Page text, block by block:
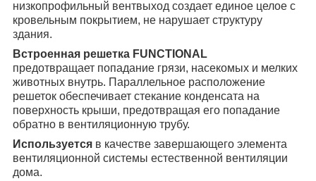
низкопрофильный вентвыход создает единое целое с
кровельным покрытием, не нарушает структуру
здания.
Встроенная решетка FUNCTIONAL
предотвращает попадание грязи, насекомых и мелких
животных внутрь. Параллельное расположение
решеток обеспечивает стекание конденсата на
поверхность крыши, предотвращая его попадание
обратно в вентиляционную трубу.
Используется в качестве завершающего элемента
вентиляционной системы естественной вентиляции
дома.